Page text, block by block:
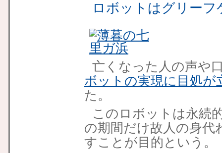
ロボットはグリー
亡くなった人の声や
ボットの実現に目処が
た。
このロボットは永続
の期間だけ故人の身代
すことが目的という。